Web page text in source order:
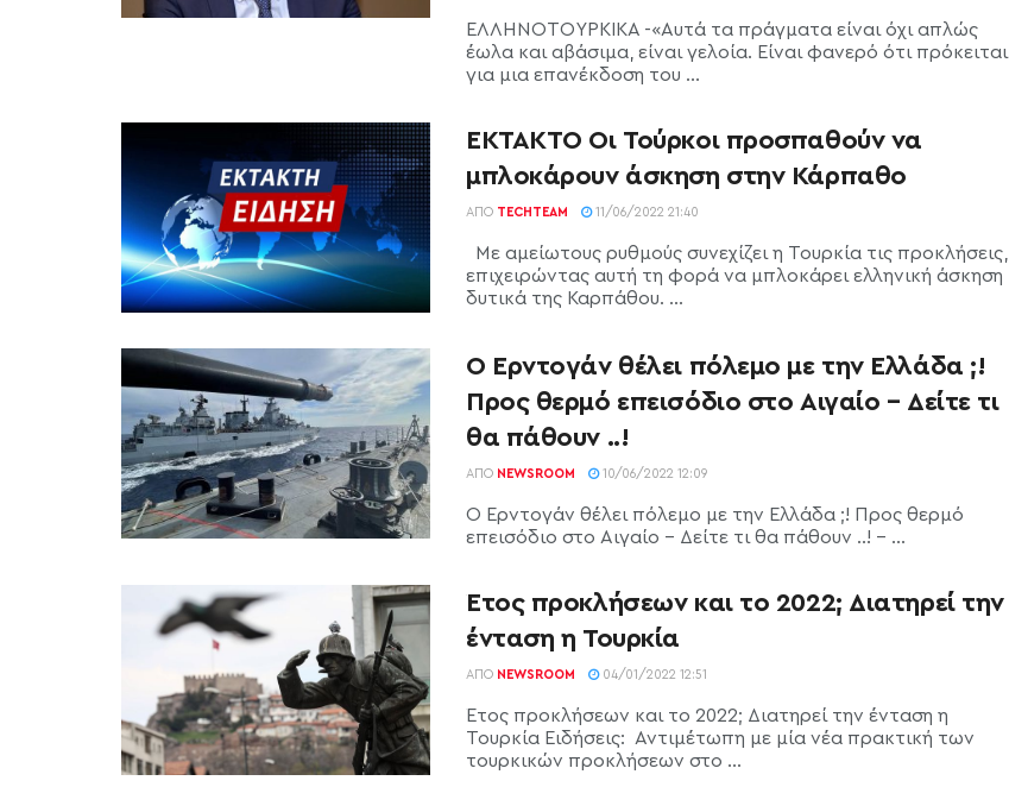
ΕΛΛΗΝΟΤΟΥΡΚΙΚΑ -«Αυτά τα πράγματα είναι όχι απλώς
έωλα και αβάσιμα, είναι γελοία. Είναι φανερό ότι πρόκειται
για μια επανέκδοση του ...
ΕΚΤΑΚΤΟ Οι Τούρκοι προσπαθούν να
μπλοκάρουν άσκηση στην Κάρπαθο
ΑΠΌ TECHTEAM 11/06/2022 21:40
Με αμείωτους ρυθμούς συνεχίζει η Τουρκία τις προκλήσεις,
επιχειρώντας αυτή τη φορά να μπλοκάρει ελληνική άσκηση
δυτικά της Καρπάθου. ...
Ο Ερντογάν θέλει πόλεμο με την Ελλάδα ;!
Προς θερμό επεισόδιο στο Αιγαίο – Δείτε τι
θα πάθουν ..!
ΑΠΌ NEWSROOM 10/06/2022 12:09
Ο Ερντογάν θέλει πόλεμο με την Ελλάδα ;! Προς θερμό
επεισόδιο στο Αιγαίο - Δείτε τι θα πάθουν ..! - ...
Έτος προκλήσεων και το 2022; Διατηρεί την
ένταση η Τουρκία
ΑΠΌ NEWSROOM 04/01/2022 12:51
Έτος προκλήσεων και το 2022; Διατηρεί την ένταση η
Τουρκία Ειδήσεις: Αντιμέτωπη με μία νέα πρακτική των
τουρκικών προκλήσεων στο ...